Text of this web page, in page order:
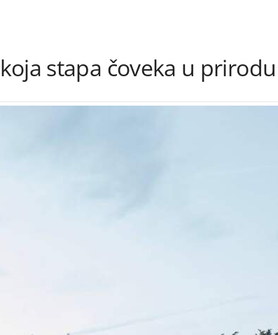
stapa čoveka u prirodu